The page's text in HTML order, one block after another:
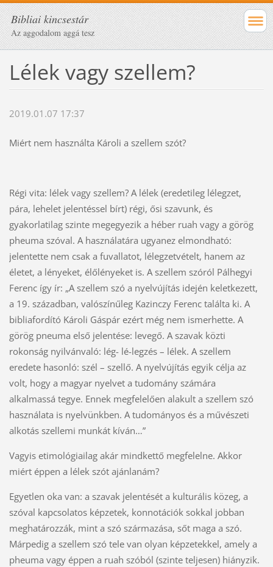
Bibliai kincsestár
Az aggodalom aggá tesz
Lélek vagy szellem?
2019.01.07 17:37
Miért nem használta Károli a szellem szót?
Régi vita: lélek vagy szellem? A lélek (eredetileg lélegzet,
pára, lehelet jelentéssel bírt) régi, ősi szavunk, és
gyakorlatilag szinte megegyezik a héber ruah vagy a görög
pheuma szóval. A használatára ugyanez elmondható:
jelentette nem csak a fuvallatot, lélegzetvételt, hanem az
életet, a lényeket, élőlényeket is. A szellem szóról Pálhegyi
Ferenc így ír: „A szellem szó a nyelvújítás idején keletkezett,
a 19. században, valószínűleg Kazinczy Ferenc találta ki. A
bibliafordító Károli Gáspár ezért még nem ismerhette. A
görög pneuma első jelentése: levegő. A szavak közti
rokonság nyilvánvaló: lég- lé-legzés – lélek. A szellem
eredete hasonló: szél – szellő. A nyelvújítás egyik célja az
volt, hogy a magyar nyelvet a tudomány számára
alkalmassá tegye. Ennek megfelelően alakult a szellem szó
használata is nyelvünkben. A tudományos és a művészeti
alkotás szellemi munkát kíván…”
Vagyis etimológiailag akár mindkettő megfelelne. Akkor
miért éppen a lélek szót ajánlanám?
Egyetlen oka van: a szavak jelentését a kulturális közeg, a
szóval kapcsolatos képzetek, konnotációk sokkal jobban
meghatározzák, mint a szó származása, sőt maga a szó.
Márpedig a szellem szó tele van olyan képzetekkel, amely a
pheuma vagy éppen a ruah szóból (szinte teljesen) hiányzik.